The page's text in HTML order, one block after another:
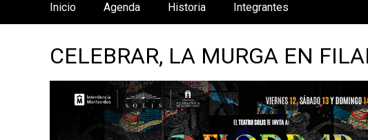
CELEBRAR, LA MURGA EN
n
ú
Inicio Agenda Historia Integrantes